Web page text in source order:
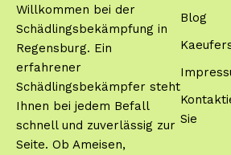
Willkommen bei der
Schädlingsbekämpfung in
Regensburg. Ein
erfahrener
Schädlingsbekämpfer steht
Ihnen bei jedem Befall
schnell und zuverlässig zur
Seite. Ob Ameisen,
Blog
Sie